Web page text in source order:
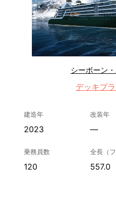
シーボーン
デッキプ
建造年
2023
改装年
—
乗務員数
120
全長（フ
557.0